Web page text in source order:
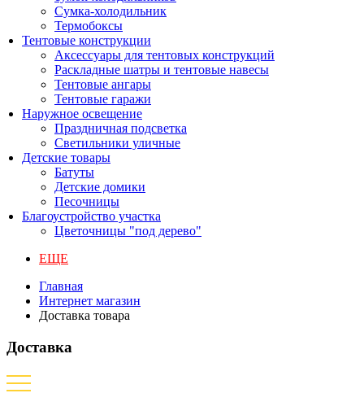
Сумка-холодильник
Термобоксы
Тентовые конструкции
Аксессуары для тентовых конструкций
Раскладные шатры и тентовые навесы
Тентовые ангары
Тентовые гаражи
Наружное освещение
Праздничная подсветка
Светильники уличные
Детские товары
Батуты
Детские домики
Песочницы
Благоустройство участка
Цветочницы "под дерево"
ЕЩЕ
Главная
Интернет магазин
Доставка товара
Доставка